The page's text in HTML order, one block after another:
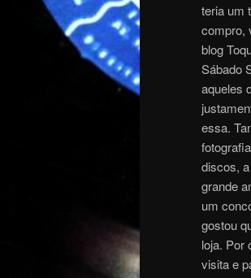
teria um
compro,
blog
Sábado
aqueles
essa.
discos,
grande
um
gostou
loja. Por
visita e